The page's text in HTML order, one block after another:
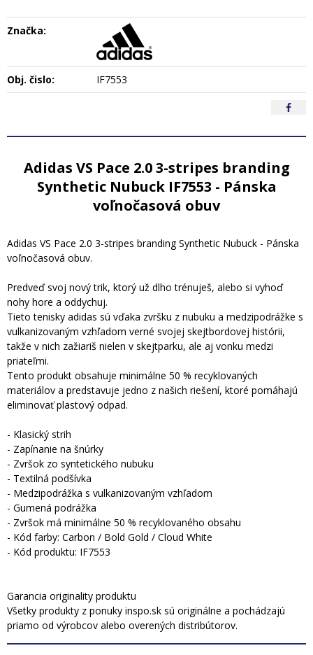
Značka:
Obj. čislo: IF7553
Adidas VS Pace 2.0 3-stripes branding
Synthetic Nubuck IF7553 - Pánska
voľnočasová obuv
Adidas VS Pace 2.0 3-stripes branding Synthetic Nubuck - Pánska
voľnočasová obuv.
Predveď svoj nový trik, ktorý už dlho trénuješ, alebo si vyhoď
nohy hore a oddychuj.
Tieto tenisky adidas sú vďaka zvršku z nubuku a medzipodrážke s
vulkanizovaným vzhľadom verné svojej skejtbordovej histórii,
takže v nich zažiariš nielen v skejtparku, ale aj vonku medzi
priateľmi.
Tento produkt obsahuje minimálne 50 % recyklovaných
materiálov a predstavuje jedno z našich riešení, ktoré pomáhajú
eliminovať plastový odpad.
- Klasický strih
- Zapínanie na šnúrky
- Zvršok zo syntetického nubuku
- Textilná podšívka
- Medzipodrážka s vulkanizovaným vzhľadom
- Gumená podrážka
- Zvršok má minimálne 50 % recyklovaného obsahu
- Kód farby: Carbon / Bold Gold / Cloud White
- Kód produktu: IF7553
Garancia originality produktu
Všetky produkty z ponuky inspo.sk sú originálne a pochádzajú
priamo od výrobcov alebo overených distribútorov.